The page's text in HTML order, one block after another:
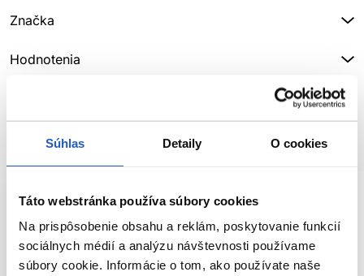
Súhlas Detaily O cookies
Táto webstránka používa súbory cookies
Na prispôsobenie obsahu a reklám, poskytovanie funkcií
sociálnych médií a analýzu návštevnosti používame
súbory cookie. Informácie o tom, ako používate naše
Značka
Hodnotenia